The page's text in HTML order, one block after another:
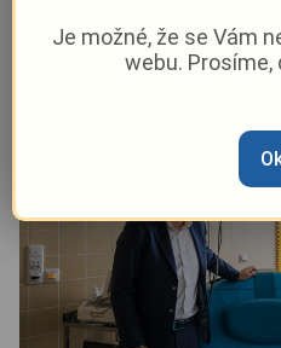
Marie Osvaldová –23. 12.
Je možné, že se Vám
webu.